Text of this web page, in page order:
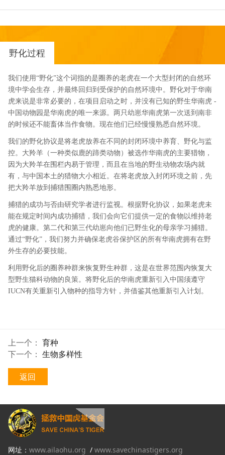
野化过程
我们使用“野化”这个词指的是圈养的老虎在一个大型封闭的自然环
境中学会生存，并最终回归到受保护的自然环境中。野化对于华南
虎来说是非常必要的，在项目启动之时，并没有已知的野生华南虎 -
中国动物园是华南虎的唯一来源。两只幼崽华南虎第一次送到南非
的时候还不能畜体当作食物。现在他们已经慢慢熟悉自然环境。
我们的野化协议是将老虎放养在不同的封闭环境中养育、野化与监
控。大羚羊（一种类似鹿的蹄类动物）被选作华南虎的主要猎物，
因为大羚羊在围栏内易于管理，而且在当地的野生动物农场内就
有，与中国本土的猎物大小相近。在将老虎放入封闭环境之前，先
把大羚羊放到捕猎围圈内熟悉地形。
捕猎的成功与否由研究学者进行监视。根据野化协议，如果老虎未
能在规定时间内成功捕猎，我们会向它们提供一定的食物以维持老
虎的健康。第二代和第三代幼崽向他们已野生化的母亲学习捕猎。
通过“野化”，我们努力并确保老虎谷保护区的所有华南虎拥有在野
外生存的必要技能。
利用野化后的圈养种群来恢复野生种群，这是在世界范围内恢复大
型野生猫科动物的良策。将野化后的华南虎重新引入中国须遵守
IUCN有关重新引入物种的指导方针，并借鉴其他重新引入计划。
上一个： 育种
下一个： 生物多样性
返回
网址： www.ailaohu.org / www.savechinastigers.org